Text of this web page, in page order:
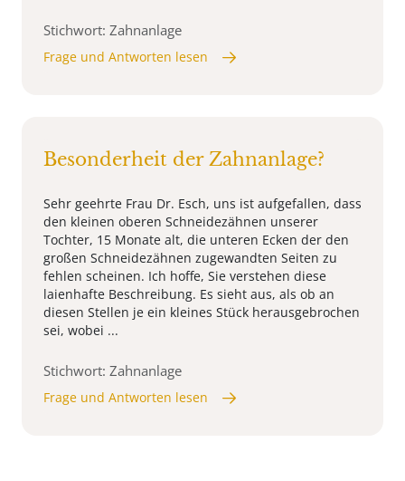
Stichwort: Zahnanlage
Frage und Antworten lesen
Besonderheit der Zahnanlage?
Sehr geehrte Frau Dr. Esch, uns ist aufgefallen, dass
den kleinen oberen Schneidezähnen unserer
Tochter, 15 Monate alt, die unteren Ecken der den
großen Schneidezähnen zugewandten Seiten zu
fehlen scheinen. Ich hoffe, Sie verstehen diese
laienhafte Beschreibung. Es sieht aus, als ob an
diesen Stellen je ein kleines Stück herausgebrochen
sei, wobei ...
Stichwort: Zahnanlage
Frage und Antworten lesen